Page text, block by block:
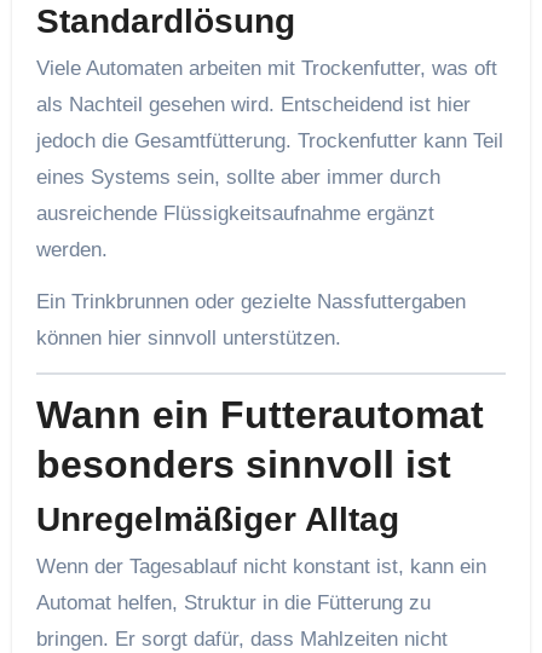
Standardlösung
Viele Automaten arbeiten mit Trockenfutter, was oft
als Nachteil gesehen wird. Entscheidend ist hier
jedoch die Gesamtfütterung. Trockenfutter kann Teil
eines Systems sein, sollte aber immer durch
ausreichende Flüssigkeitsaufnahme ergänzt
werden.
Ein Trinkbrunnen oder gezielte Nassfuttergaben
können hier sinnvoll unterstützen.
Wann ein Futterautomat
besonders sinnvoll ist
Unregelmäßiger Alltag
Wenn der Tagesablauf nicht konstant ist, kann ein
Automat helfen, Struktur in die Fütterung zu
bringen. Er sorgt dafür, dass Mahlzeiten nicht